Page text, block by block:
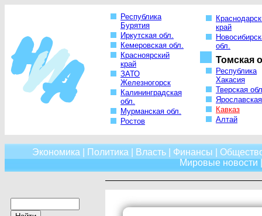
Республика
Бурятия
Иркутская обл.
Кемеровская обл.
Красноярский
край
ЗАТО
Железногорск
Калининградская
обл.
Мурманская обл.
Ростов
край
обл.
Томская
Республика
Хакасия
Тверская
Кавказ
Алтай
Экономика Политика Власть Финансы
Мировые новости